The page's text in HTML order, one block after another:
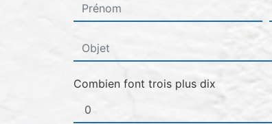
Combien font trois plus dix